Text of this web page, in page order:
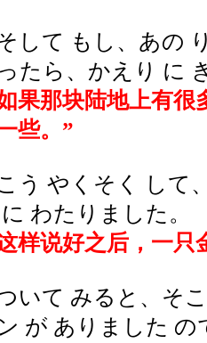
して もし、あの
たら、かえり に
果那块陆地上有很
些。”
う やくそく して
に わたりました。
样说好之后，一只
いて みると、そ
が ありました